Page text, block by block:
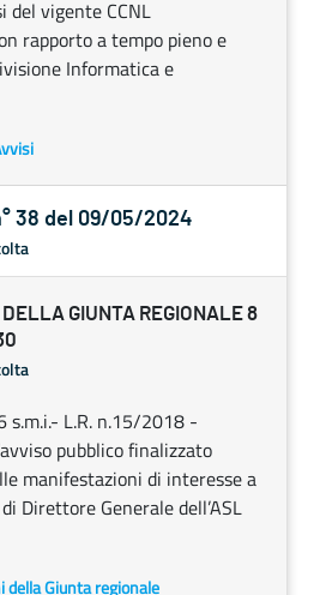
del vigente CCNL
rapporto a tempo pieno e
Informatica e
38 del 09/05/2024
GIUNTA REGIONALE 8
s.m.i.- L.R. n.15/2018 -
pubblico finalizzato
manifestazioni di interesse a
Direttore Generale dell’ASL
della Giunta regionale